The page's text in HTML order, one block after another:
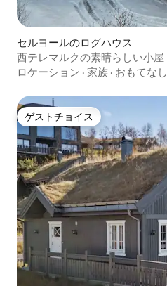
セルヨールのログハウス
西テレマルクの素晴らしい小屋
ロケーション · 家族 · おもてなし
ゲストチョイス
ゲストチョイス